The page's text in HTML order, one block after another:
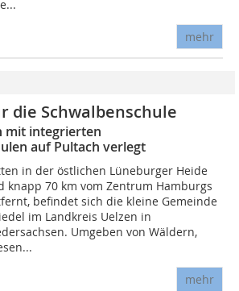
mehr
die Schwalbenschule
mit integrierten
auf Pultach verlegt
in der östlichen Lüneburger Heide
knapp 70 km vom Zentrum Hamburgs
befindet sich die kleine Gemeinde
im Landkreis Uelzen in
Umgeben von Wäldern,
mehr